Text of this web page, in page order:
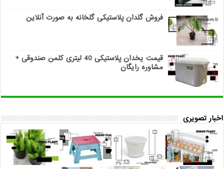
فروش گلدان پلاستیکی گلخانه به صورت آنلاین
قیمت یخدان پلاستیکی 40 لیتری کلمن صندوقی +
مشاوره رایگان
اخبار تصویری